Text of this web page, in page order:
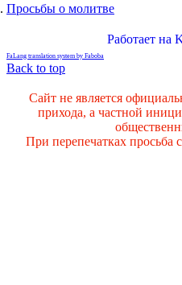
Просьбы о молитве
Работает на
FaLang translation system by Faboba
Back to top
Сайт не является
прихода, а частной
При перепечатках просьба